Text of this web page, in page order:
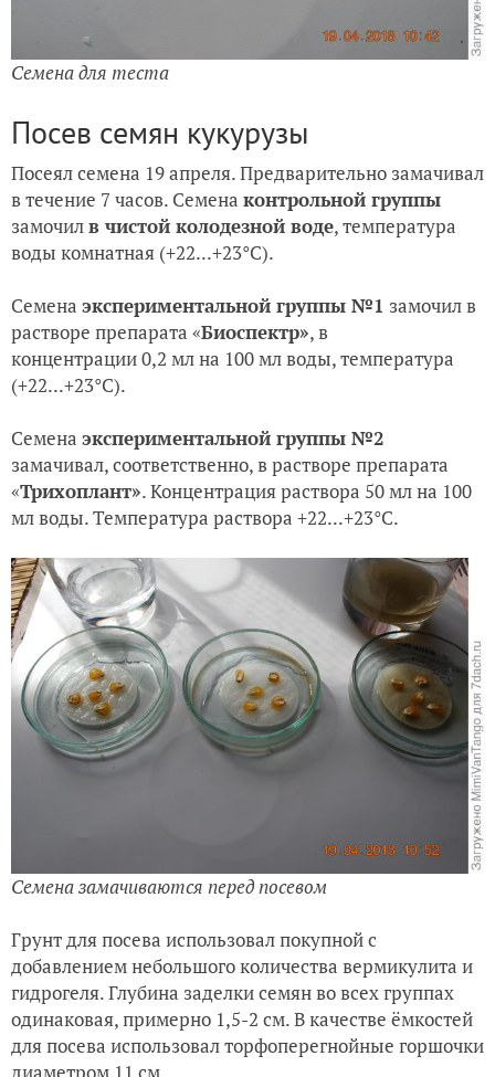
Семена для теста
Посев семян кукурузы
Посеял семена 19 апреля. Предварительно замачивал
в течение 7 часов. Семена контрольной группы
замочилв чистой колодезной воде, температура
воды комнатная (+22...+23°С).
Семена экспериментальной группы №1 замочил в
растворе препарата «Биоспектр», в
концентрации0,2 мл на 100 мл воды, температура
(+22...+23°С).
Семена экспериментальной группы №2
замачивал, соответственно, в растворе препарата
«Трихоплант». Концентрация раствора 50 мл на 100
мл воды. Температура раствора +22...+23°С.
Семена замачиваются перед посевом
Грунт для посева использовал покупной с
добавлением небольшого количества вермикулита и
гидрогеля.Глубина заделки семян во всех группах
одинаковая, примерно 1,5-2 см.В качестве ёмкостей
для посева использовал торфоперегнойные горшочки